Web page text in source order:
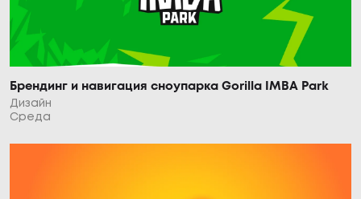
Брендинг и навигация сноупарка Gorilla IMBA Park
Дизайн
Среда